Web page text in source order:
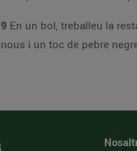
9 En un bol, treballeu la resta de mascarpone i el gorgonzola fins a fer-ne una pasta
nous i un toc de pebre